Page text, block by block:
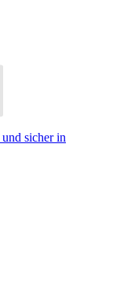
sicher in